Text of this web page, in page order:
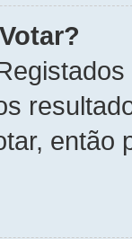
então